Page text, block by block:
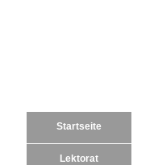
Startseite
Lektorat